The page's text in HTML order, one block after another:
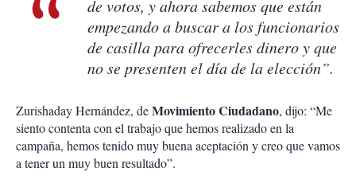
de votos, y ahora sabemos que están
empezando a buscar a los funcionarios
de casilla para ofrecerles dinero y que
no se presenten el día de la elección”.
Zurishaday Hernández, deMovimiento Ciudadano, dijo: “Me
siento contenta con el trabajo que hemos realizado en la
campaña, hemos tenido muy buena aceptación y creo que vamos
a tener un muy buen resultado”.